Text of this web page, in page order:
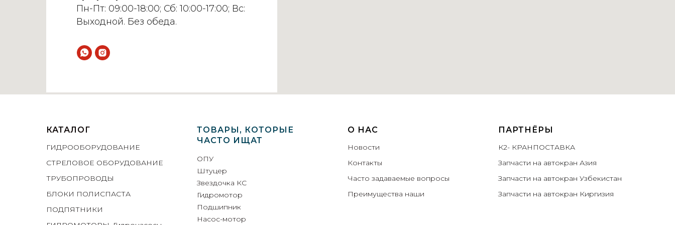
Пн-Пт: 09:00-18:00; Сб: 10:00-17:00; Вс:
Выходной. Без обеда.
КАТАЛОГ
ГИДРООБОРУДОВАНИЕ
СТРЕЛОВОЕ ОБОРУДОВАНИЕ
ТРУБОПРОВОДЫ
БЛОКИ ПОЛИСПАСТА
ПОДПЯТНИКИ
ТОВАРЫ, КОТОРЫЕ
ЧАСТО ИЩАТ
ОПУ
Штуцер
Звездочка КС
Гидромотор
Подшипник
Насос-мотор
О НАС
Новости
Контакты
Часто задаваемые вопросы
Преимущества наши
ПАРТНЁРЫ
К2- КРАНПОСТАВКА
Запчасти на автокран Азия
Запчасти на автокран Узбекистан
Запчасти на автокран Киргизия